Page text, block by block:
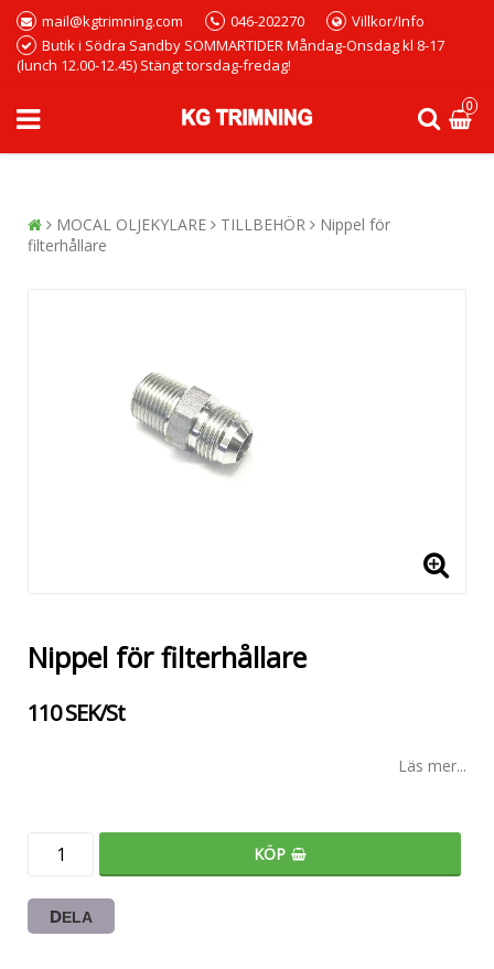
mail@kgtrimning.com 046-202270
Villkor/Info
Butik i Södra Sandby SOMMARTIDER Måndag-Onsdag kl 8-17
(lunch 12.00-12.45) Stängt torsdag-fredag!
0
MOCAL OLJEKYLARE TILLBEHÖR
Nippel för
filterhållare
Nippel för filterhållare
110 SEK/St
Läs mer...
KÖP
DELA